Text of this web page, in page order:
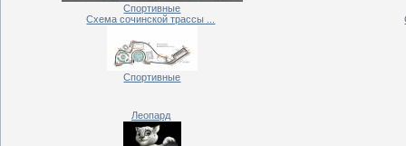
Спортивные
Cхема сочинской трассы ...
Спортивные
Леопард